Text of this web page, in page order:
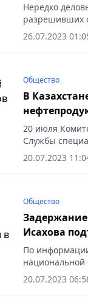
Нередко
разрешивших
делам
26.07.2023
Общество
В
20 июля
Службы
прокуратурой
вывоза...
20.07.2023
Общество
Исахова
По
национальной
подозрению в
Шымкента
20.07.2023